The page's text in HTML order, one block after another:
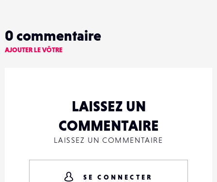
0 commentaire
AJOUTER LE VÔTRE
LAISSEZ UN
COMMENTAIRE
LAISSEZ UN COMMENTAIRE
SE CONNECTER